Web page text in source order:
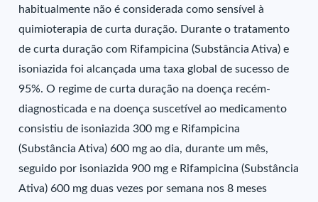
habitualmente não é considerada como sensível à
quimioterapia de curta duração. Durante o tratamento
de curta duração com Rifampicina (Substância Ativa) e
isoniazida foi alcançada uma taxa global de sucesso de
95%. O regime de curta duração na doença recém-
diagnosticada e na doença suscetível ao medicamento
consistiu de isoniazida 300 mg e Rifampicina
(Substância Ativa) 600 mg ao dia, durante um mês,
seguido por isoniazida 900 mg e Rifampicina (Substância
Ativa) 600 mg duas vezes por semana nos 8 meses